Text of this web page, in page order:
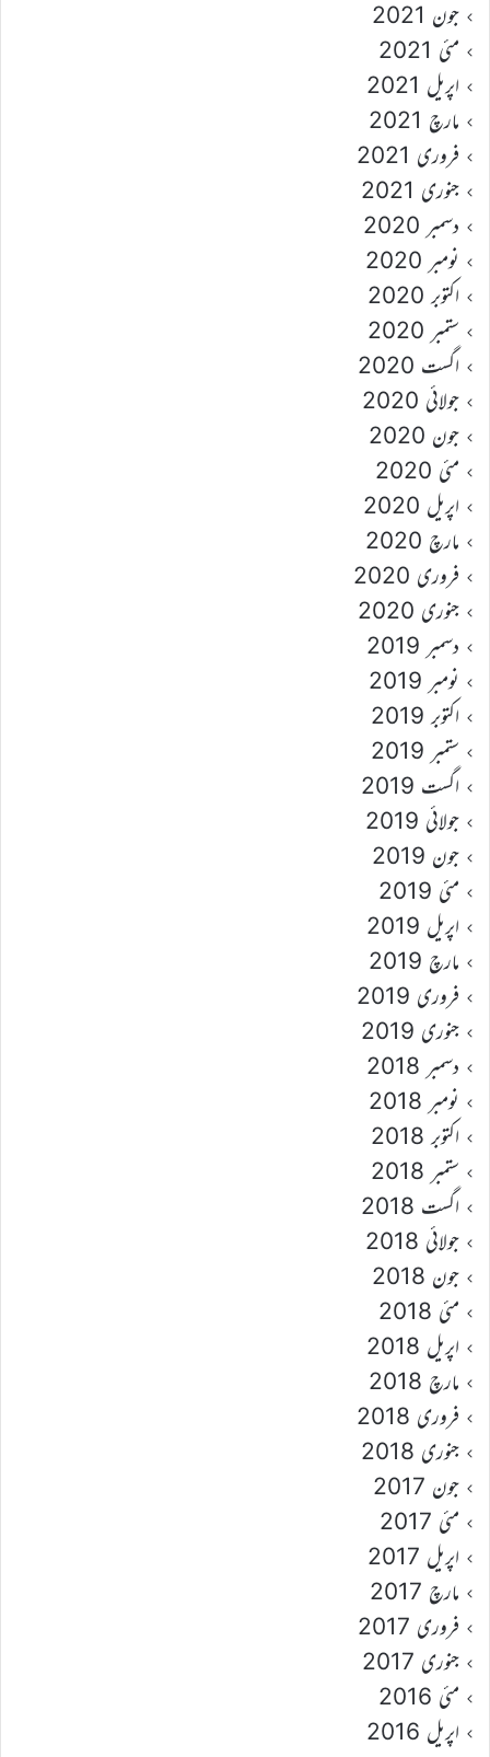
جون 2021
مئی 2021
اپریل 2021
مارچ 2021
فروری 2021
جنوری 2021
دسمبر 2020
نومبر 2020
اکتوبر 2020
ستمبر 2020
اگست 2020
جولائی 2020
جون 2020
مئی 2020
اپریل 2020
مارچ 2020
فروری 2020
جنوری 2020
دسمبر 2019
نومبر 2019
اکتوبر 2019
ستمبر 2019
اگست 2019
جولائی 2019
جون 2019
مئی 2019
اپریل 2019
مارچ 2019
فروری 2019
جنوری 2019
دسمبر 2018
نومبر 2018
اکتوبر 2018
ستمبر 2018
اگست 2018
جولائی 2018
جون 2018
مئی 2018
اپریل 2018
مارچ 2018
فروری 2018
جنوری 2018
جون 2017
مئی 2017
اپریل 2017
مارچ 2017
فروری 2017
جنوری 2017
مئی 2016
اپریل 2016